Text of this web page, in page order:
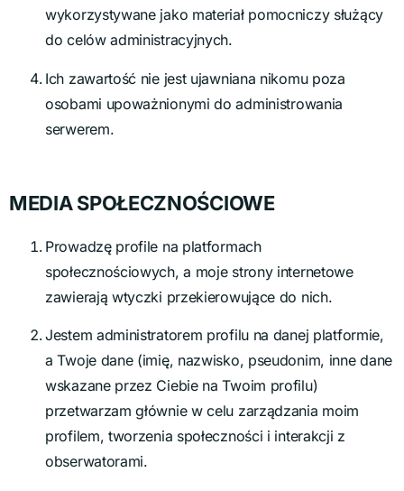
wykorzystywane jako materiał pomocniczy służący
do celów administracyjnych.
Ich zawartość nie jest ujawniana nikomu poza
osobami upoważnionymi do administrowania
serwerem.
MEDIA SPOŁECZNOŚCIOWE
Prowadzę profile na platformach
społecznościowych, a moje strony internetowe
zawierają wtyczki przekierowujące do nich.
Jestem administratorem profilu na danej platformie,
a Twoje dane (imię, nazwisko, pseudonim, inne dane
wskazane przez Ciebie na Twoim profilu)
przetwarzam głównie w celu zarządzania moim
profilem, tworzenia społeczności i interakcji z
obserwatorami.